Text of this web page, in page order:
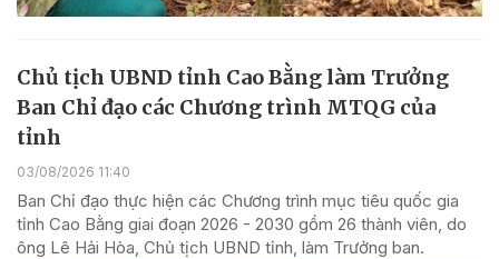
Chủ tịch UBND tỉnh Cao Bằng làm Trưởng
Ban Chỉ đạo các Chương trình MTQG của
tỉnh
03/08/2026 11:40
Ban Chỉ đạo thực hiện các Chương trình mục tiêu quốc gia
tỉnh Cao Bằng giai đoạn 2026 - 2030 gồm 26 thành viên, do
ông Lê Hải Hòa, Chủ tịch UBND tỉnh, làm Trưởng ban.